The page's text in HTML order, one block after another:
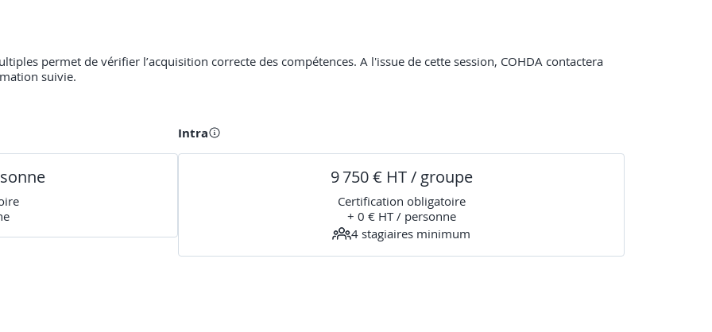
permet de vérifier l’acquisition correcte des compétences. A l'issue de cette session, COHDA contactera
suivie.
Intra
9 750 € HT / groupe
Certification obligatoire
+ 0 € HT / personne
4 stagiaires minimum